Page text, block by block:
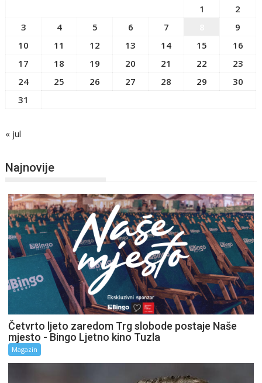
1
2
3
4 5 6 7
9
10
11 12 13 14 15
16
17
18 19 20 21 22
23
24
25 26 27 28 29
30
31
« jul
Najnovije
Četvrto ljeto zaredom Trg slobode postaje Naše
mjesto - Bingo Ljetno kino Tuzla
Magazin